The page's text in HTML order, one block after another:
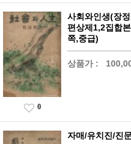
사회와인생(장
편상제1,2집합
쪽,중급)
상품가 :
0
자매/유치진/진